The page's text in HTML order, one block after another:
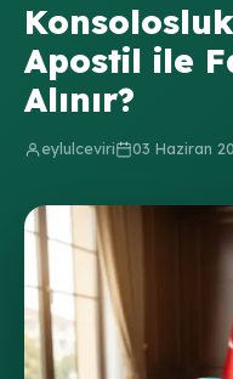
Apostil ile
Alınır?
eylulceviri 03 Haziran